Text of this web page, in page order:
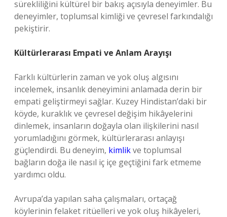
sürekliliğini kültürel bir bakış açısıyla deneyimler. Bu
deneyimler, toplumsal kimliği ve çevresel farkındalığı
pekiştirir.
Kültürlerarası Empati ve Anlam Arayışı
Farklı kültürlerin zaman ve yok oluş algısını
incelemek, insanlık deneyimini anlamada derin bir
empati geliştirmeyi sağlar. Kuzey Hindistan’daki bir
köyde, kuraklık ve çevresel değişim hikâyelerini
dinlemek, insanların doğayla olan ilişkilerini nasıl
yorumladığını görmek, kültürlerarası anlayışı
güçlendirdi. Bu deneyim, kimlikve toplumsal
bağların doğa ile nasıl iç içe geçtiğini fark etmeme
yardımcı oldu.
Avrupa’da yapılan saha çalışmaları, ortaçağ
köylerinin felaket ritüelleri ve yok oluş hikâyeleri,